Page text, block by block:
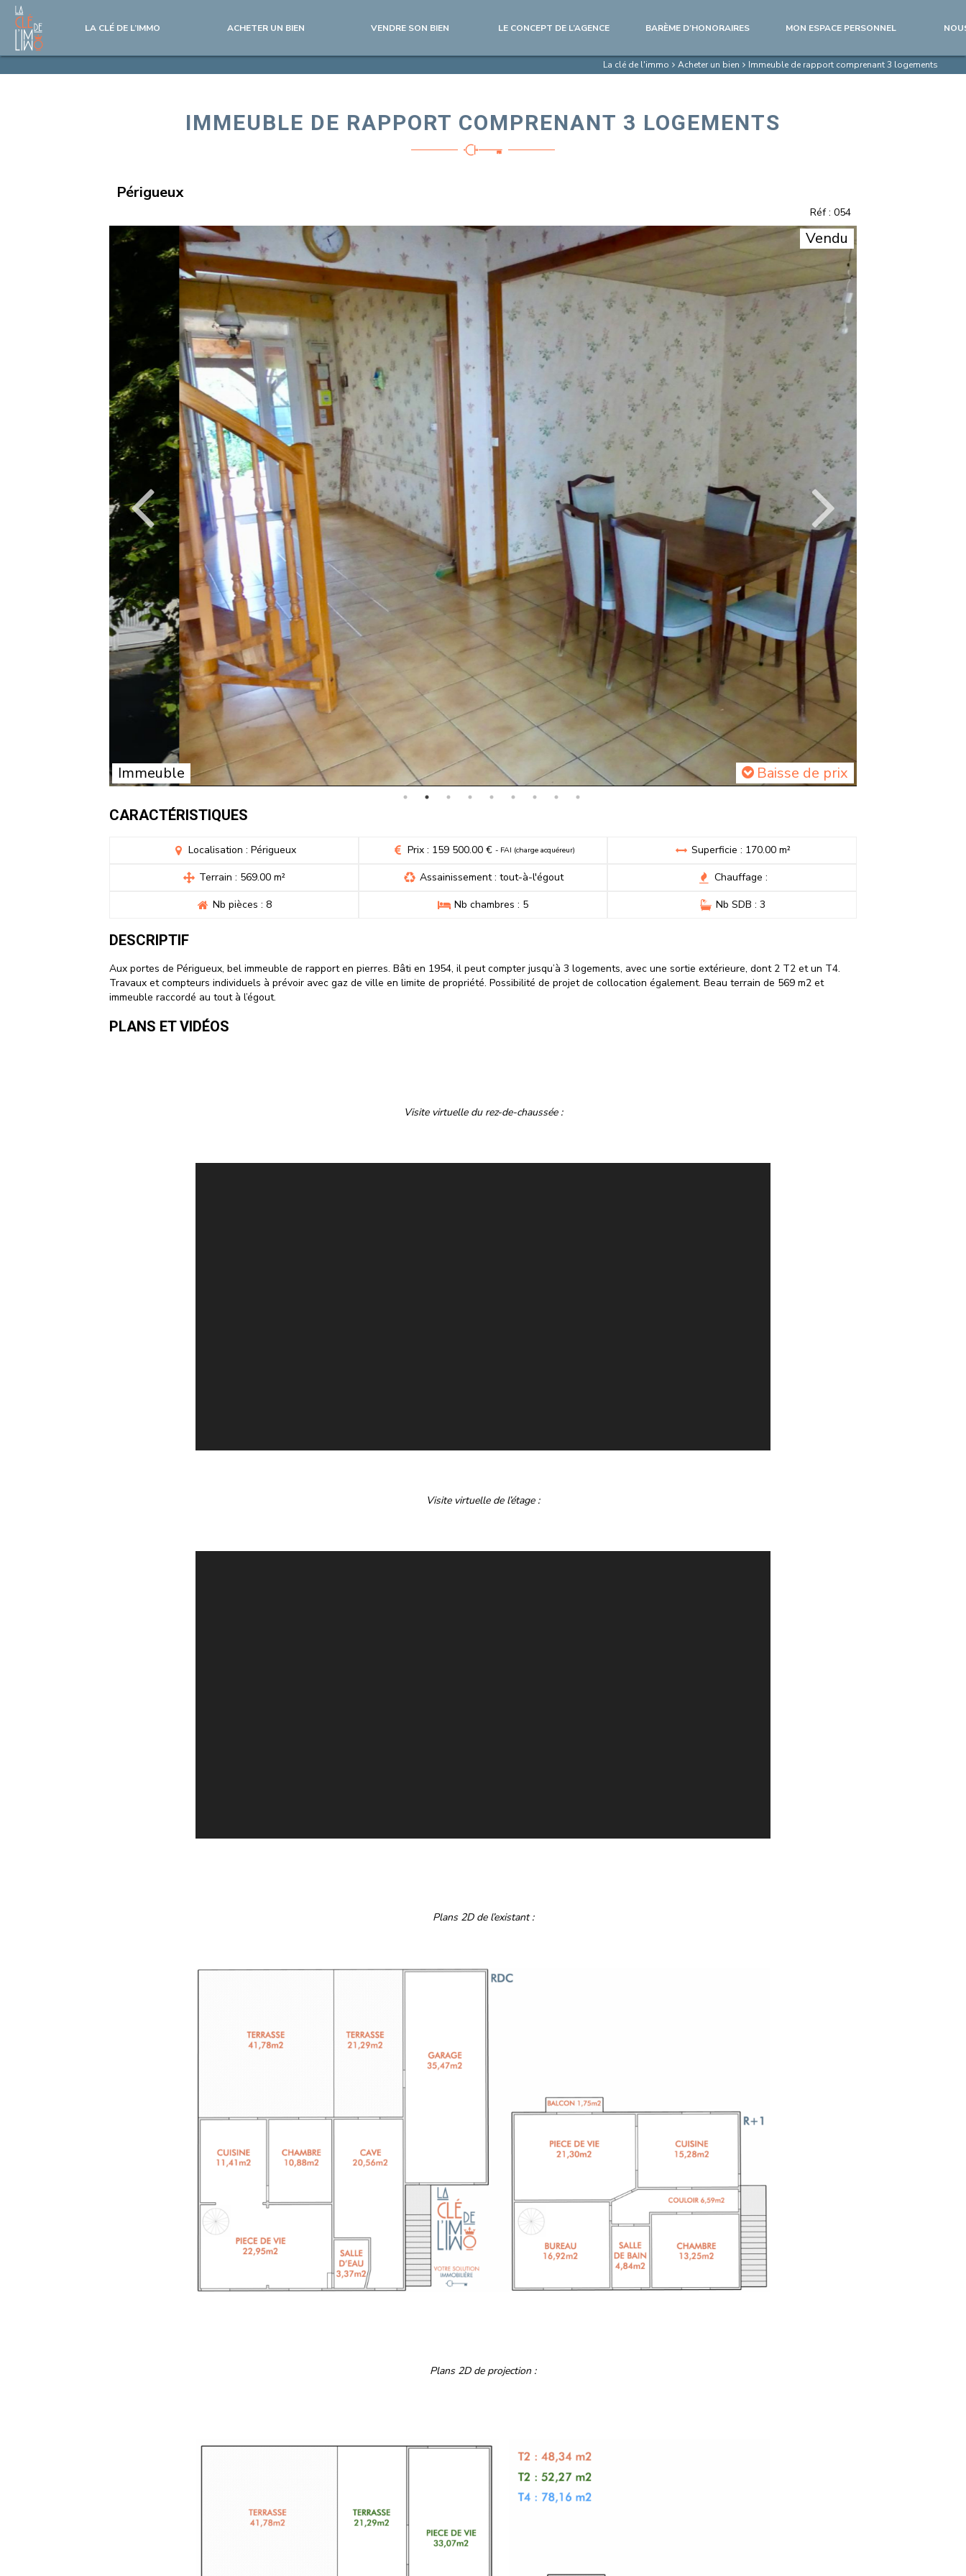
LA CLÉ DE L’IMMO ACHETER UN BIEN VENDRE SON BIEN LE CONCEPT DE L’AGENCE BARÈME D’HONORAIRES MON ESPACE PERSONNEL
La clé de l'immo Acheter un bien Immeuble de rapport comprenant 3 logements
IMMEUBLE DE RAPPORT COMPRENANT 3 LOGEMENTS
Périgueux
Réf : 054
Vendu
Baisse de prix
Immeuble
CARACTÉRISTIQUES
Localisation : Périgueux Prix : 159 500.00 € - FAI (charge acquéreur)
Superficie : 170.00 m²
Terrain : 569.00 m²
Assainissement : tout-à-l'égout
Chauffage :
Nb pièces : 8
Nb chambres : 5 Nb SDB : 3
DESCRIPTIF
Aux portes de Périgueux, bel immeuble de rapport en pierres. Bâti en 1954, il peut compter jusqu’à 3 logements, avec une sortie extérieure, dont 2 T2 et un T4.
Travaux et compteurs individuels à prévoir avec gaz de ville en limite de propriété. Possibilité de projet de collocation également. Beau terrain de 569 m2 et
immeuble raccordé au tout à l’égout.
PLANS ET VIDÉOS
Visite virtuelle du rez-de-chaussée :
Visite virtuelle de l’étage :
Plans 2D de l’existant :
Plans 2D de projection :